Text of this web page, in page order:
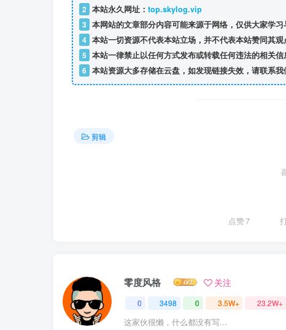
2 本站永久网址： top.skylog.vip
3 本网站的文章部分内容可能来源于网络，仅供大家学
4 本站一切资源不代表本站立场，并不代表本站赞同其观
5 本站一律禁止以任何方式发布或转载任何违法的相关
6 本站资源大多存储在云盘，如发现链接失效，请联系我
剪辑
点赞7
零度风格 关注
0 3498 0 3.5W+ 23.2W+
这家伙很懒，什么都没有写...